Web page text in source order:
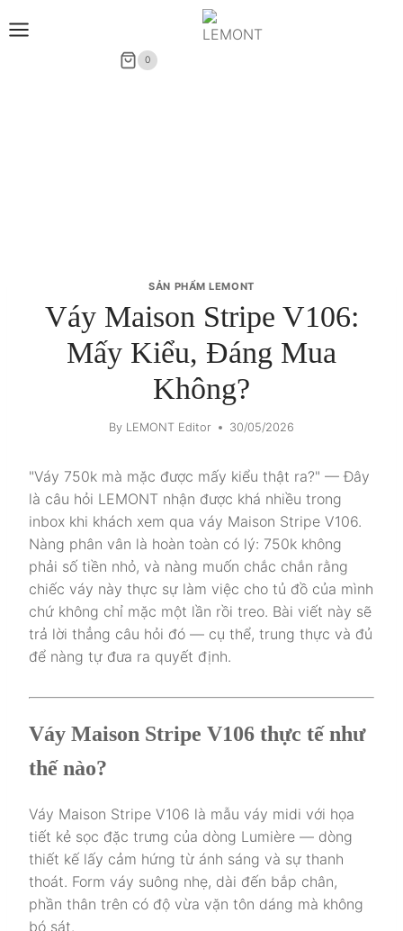
to
0
SẢN PHẨM LEMONT
Váy Maison Stripe V106:
Mấy Kiểu, Đáng Mua
Không?
By LEMONT Editor 30/05/2026
"Váy 750k mà mặc được mấy kiểu thật ra?" — Đây
là câu hỏi LEMONT nhận được khá nhiều trong
inbox khi khách xem qua váy Maison Stripe V106.
Nàng phân vân là hoàn toàn có lý: 750k không
phải số tiền nhỏ, và nàng muốn chắc chắn rằng
chiếc váy này thực sự làm việc cho tủ đồ của mình
chứ không chỉ mặc một lần rồi treo. Bài viết này sẽ
trả lời thẳng câu hỏi đó — cụ thể, trung thực và đủ
để nàng tự đưa ra quyết định.
Váy Maison Stripe V106 thực tế như
thế nào?
Váy Maison Stripe V106 là mẫu váy midi với họa
tiết kẻ sọc đặc trưng của dòng Lumière — dòng
thiết kế lấy cảm hứng từ ánh sáng và sự thanh
thoát. Form váy suông nhẹ, dài đến bắp chân,
phần thân trên có độ vừa vặn tôn dáng mà không
bó sát.